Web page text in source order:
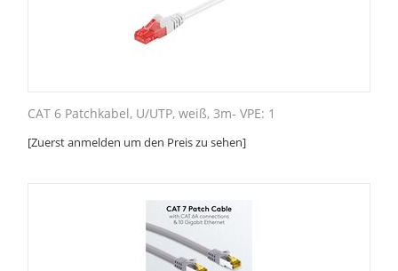
CAT 6 Patchkabel, U/UTP, weiß, 3m- VPE: 1
[Zuerst anmelden um den Preis zu sehen]